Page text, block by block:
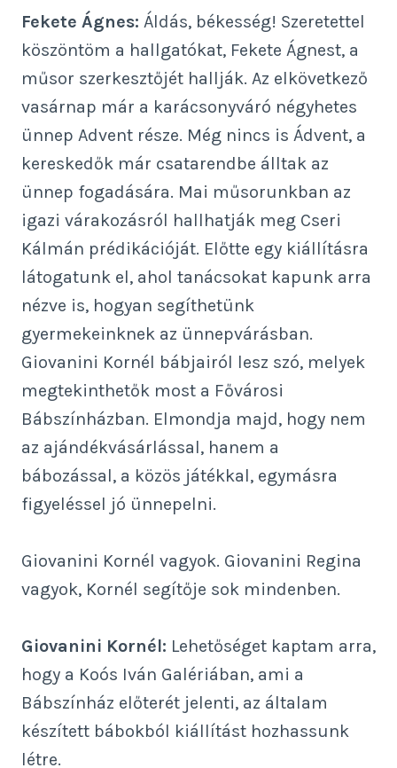
Fekete Ágnes: Áldás, békesség! Szeretettel
köszöntöm a hallgatókat, Fekete Ágnest, a
műsor szerkesztőjét hallják. Az elkövetkező
vasárnap már a karácsonyváró négyhetes
ünnep Advent része. Még nincs is Ádvent, a
kereskedők már csatarendbe álltak az
ünnep fogadására. Mai műsorunkban az
igazi várakozásról hallhatják meg Cseri
Kálmán prédikációját. Előtte egy kiállításra
látogatunk el, ahol tanácsokat kapunk arra
nézve is, hogyan segíthetünk
gyermekeinknek az ünnepvárásban.
Giovanini Kornél bábjairól lesz szó, melyek
megtekinthetők most a Fővárosi
Bábszínházban. Elmondja majd, hogy nem
az ajándékvásárlással, hanem a
bábozással, a közös játékkal, egymásra
figyeléssel jó ünnepelni.
Giovanini Kornél vagyok. Giovanini Regina
vagyok, Kornél segítője sok mindenben.
Giovanini Kornél: Lehetőséget kaptam arra,
hogy a Koós Iván Galériában, ami a
Bábszínház előterét jelenti, az általam
készített bábokból kiállítást hozhassunk
létre.